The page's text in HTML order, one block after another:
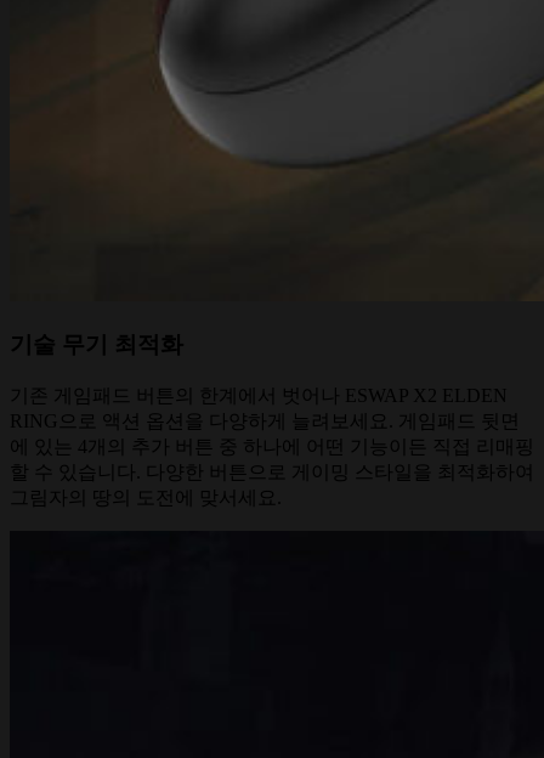
기술 무기 최적화
기존 게임패드 버튼의 한계에서 벗어나 ESWAP X2 ELDEN
RING으로 액션 옵션을 다양하게 늘려보세요. 게임패드 뒷면
에 있는 4개의 추가 버튼 중 하나에 어떤 기능이든 직접 리매핑
할 수 있습니다. 다양한 버튼으로 게이밍 스타일을 최적화하여
그림자의 땅의 도전에 맞서세요.